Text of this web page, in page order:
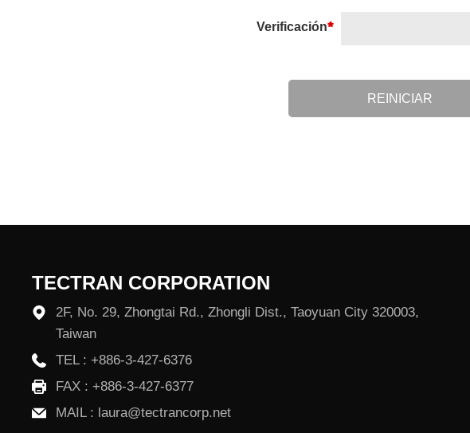
Verificación*
REINICIAR
TECTRAN CORPORATION
2F, No. 29, Zhongtai Rd., Zhongli Dist., Taoyuan City 320003,
Taiwan
TEL : +886-3-427-6376
FAX : +886-3-427-6377
MAIL : laura@tectrancorp.net